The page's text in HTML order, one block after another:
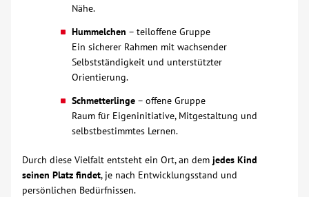
Ausbildung
AWO BB Süd
Nähe.
Hummelchen – teiloffene Gruppe
Ein sicherer Rahmen mit wachsender
Selbstständigkeit und unterstützter
Orientierung.
Schmetterlinge – offene Gruppe
Raum für Eigeninitiative, Mitgestaltung und
selbstbestimmtes Lernen.
Durch diese Vielfalt entsteht ein Ort, an dem jedes Kind
seinen Platz findet, je nach Entwicklungsstand und
persönlichen Bedürfnissen.